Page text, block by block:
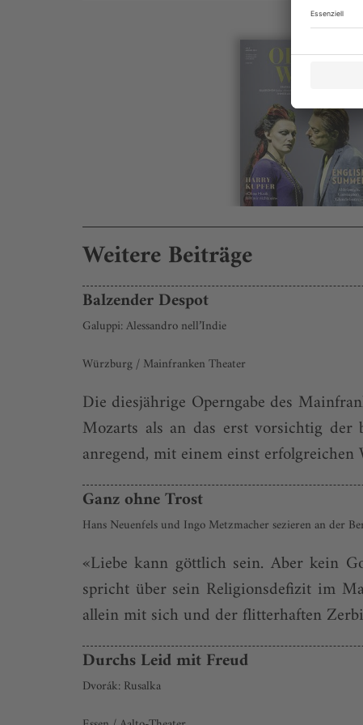
Weitere Beiträge
Balzender Despot
Galuppi: Alessandro nell’Indie
Würzburg / Mainfranken Theater
Die diesjährige Operngabe des
Mozarts als an das erst vorsichtig der
anregend, mit einem einst
Ganz ohne Trost
Hans Neuenfels und Ingo Metzmacher sezieren an der
«Liebe kann göttlich sein. Aber kein
spricht über sein Religionsdefizit im
allein mit sich und der flitterhaften
Durchs Leid mit Freud
Dvorák: Rusalka